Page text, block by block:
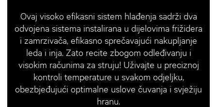
Ovaj visoko efikasni sistem hlađenja sadrži dva
odvojena sistema instalirana u dijelovima frižidera
i zamrzivača, efikasno sprečavajući nakupljanje
leda i inja. Zato recite zbogom odleđivanju i
visokim računima za struju! Uživajte u preciznoj
kontroli temperature u svakom odjeljku,
obezbjeđujući optimalne uslove čuvanja i svježiju
hranu.